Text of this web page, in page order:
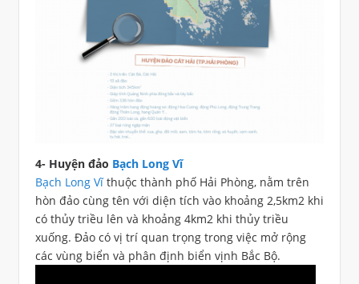
4- Huyện đảo Bạch Long Vĩ
Bạch Long Vĩthuộc thành phố Hải Phòng, nằm trên
hòn đảo cùng tên với diện tích vào khoảng 2,5km2 khi
có thủy triều lên và khoảng 4km2 khi thủy triều
xuống. Đảo có vị trí quan trọng trong việc mở rộng
các vùng biển và phân định biển vịnh Bắc Bộ.